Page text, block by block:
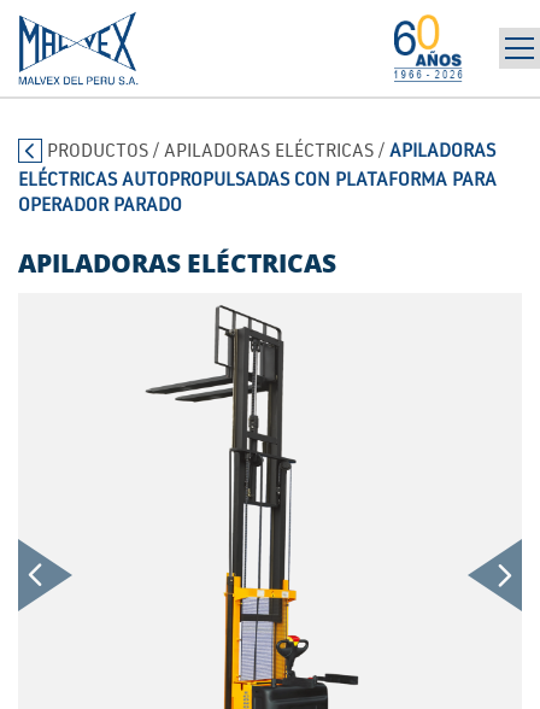
LA EMPRESA
MARCAS
POST-VENTA | ALQUILER
CONTÁCTANOS
PRODUCTOS / APILADORAS ELÉCTRICAS / APILADORAS
ELÉCTRICAS AUTOPROPULSADAS CON PLATAFORMA PARA
OPERADOR PARADO
APILADORAS ELÉCTRICAS